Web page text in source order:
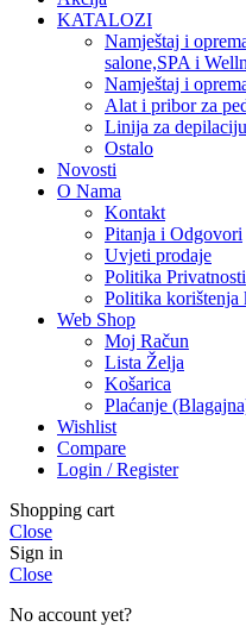
KATALOZI
Namještaj i
salone,SPA i
Namještaj i
Alat i pribor za
Linija za depilaciju
Ostalo
Novosti
O Nama
Kontakt
Pitanja i Odgovori
Uvjeti prodaje
Politika Privatnosti
Politika korištenja
Web Shop
Moj Račun
Lista Želja
Košarica
Plaćanje
Wishlist
Compare
Login / Register
Shopping cart
Close
Sign in
Close
No account yet?